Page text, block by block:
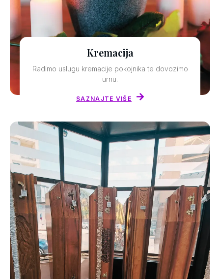
Kremacija
Radimo uslugu kremacije pokojnika te dovozimo
urnu.
SAZNAJTE VIŠE